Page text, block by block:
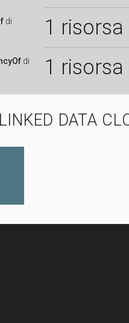
di 1 risorsa
di 1 risorsa
DATA